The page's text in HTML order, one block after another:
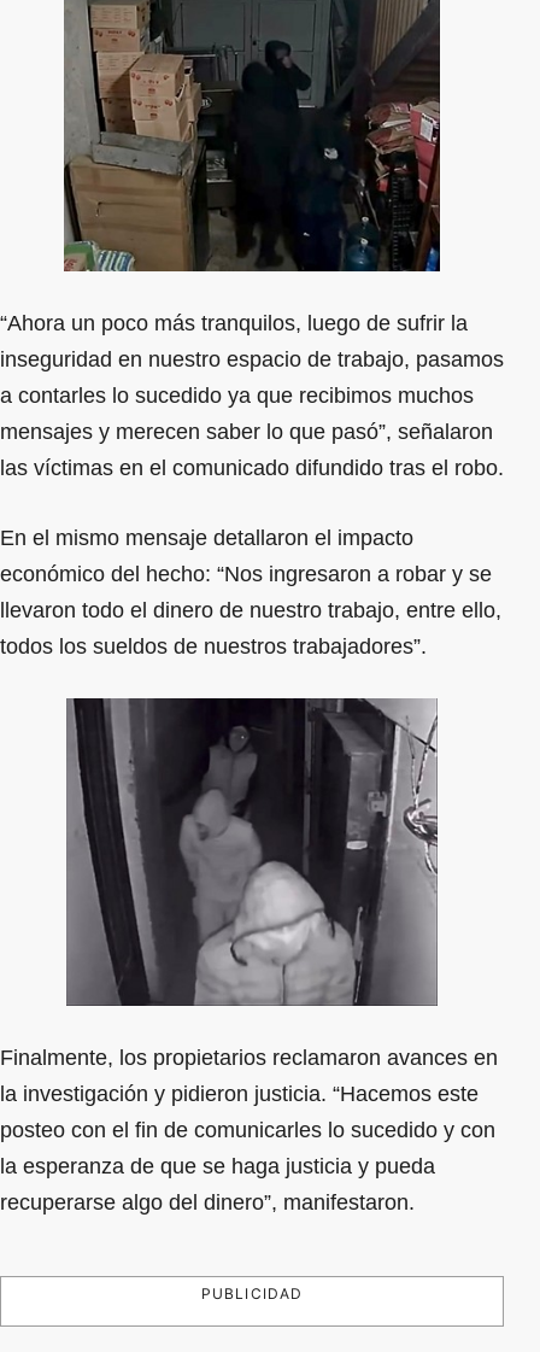
“Ahora un poco más tranquilos, luego de sufrir la
inseguridad en nuestro espacio de trabajo, pasamos
a contarles lo sucedido ya que recibimos muchos
mensajes y merecen saber lo que pasó”, señalaron
las víctimas en el comunicado difundido tras el robo.
En el mismo mensaje detallaron el impacto
económico del hecho: “Nos ingresaron a robar y se
llevaron todo el dinero de nuestro trabajo, entre ello,
todos los sueldos de nuestros trabajadores”.
Finalmente, los propietarios reclamaron avances en
la investigación y pidieron justicia. “Hacemos este
posteo con el fin de comunicarles lo sucedido y con
la esperanza de que se haga justicia y pueda
recuperarse algo del dinero”, manifestaron.
PUBLICIDAD